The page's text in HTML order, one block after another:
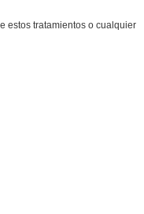
estos tratamientos o cualquier